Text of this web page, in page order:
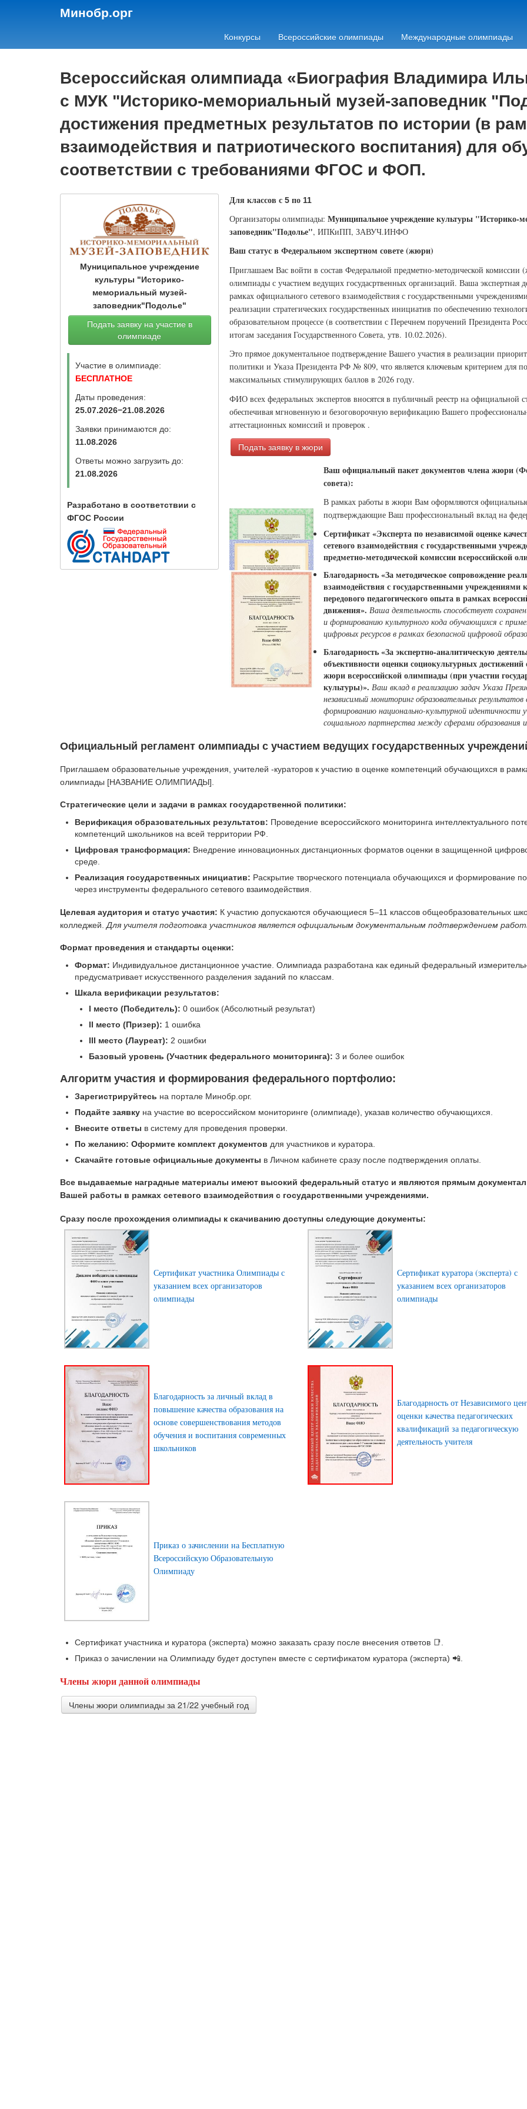
Минобр.орг
Конкурсы Всероссийские олимпиады Международные олимпиады
Всероссийская олимпиада «Биография Владимира
с МУК "Историко-мемориальный музей-заповедник
достижения предметных результатов по истории (в
взаимодействия и патриотического воспитания) для
соответствии с требованиями ФГОС и ФОП.
Муниципальное учреждение
культуры "Историко-
мемориальный музей-
заповедник"Подолье"
Подать заявку на участие в
олимпиаде
Участие в олимпиаде:
БЕСПЛАТНОЕ
Даты проведения:
25.07.2026−21.08.2026
Заявки принимаются до:
11.08.2026
Ответы можно загрузить до:
21.08.2026
Разработано в соответствии с
ФГОС России
Для классов с 5по 11
Организаторы олимпиады: Муниципальное учреждение культуры "Историко-
заповедник"Подолье", ИПКиПП, ЗАВУЧ.ИНФО
Ваш статус в Федеральном экспертном совете (жюри)
Приглашаем Вас войти в состав Федеральной предметно-методической комиссии
олимпиады с участием ведущих госудасртвенных организаций. Ваша экспертная
рамках официального сетевого взаимодействия с государственными
реализации стратегических государственных инициатив по обеспечению
образовательном процессе (в соответствии с Перечнем поручений Президента
итогам заседания Государственного Совета, утв. 10.02.2026).
Это прямое документальное подтверждение Вашего участия в реализации
политики и Указа Президента РФ № 809, что является ключевым критерием для
максимальных стимулирующих баллов в 2026 году.
ФИО всех федеральных экспертов вносятся в публичный реестр на официальной
обеспечивая мгновенную и безоговорочную верификацию Вашего
аттестационных комиссий и проверок .
Подать заявку в жюри
Ваш официальный пакет документов члена жюри
совета):
В рамках работы в жюри Вам оформляются
подтверждающие Ваш профессиональный вклад на
Сертификат «Эксперта по независимой оценке
сетевого взаимодействия с государственными
предметно-методической комиссии всероссийской
Благодарность «За методическое сопровождение
взаимодействия с государственными учреждениями
передового педагогического опыта в рамках
движения». Ваша деятельность способствует
и формированию культурного кода обучающихся с
цифровых ресурсов в рамках безопасной цифровой
Благодарность «За экспертно-аналитическую
объективности оценки социокультурных
жюри всероссийской олимпиады (при участии
культуры)». Ваш вклад в реализацию задач Указа
независимый мониторинг образовательных результатов
формированию национально-культурной идентичности
социального партнерства между сферами образования
Официальный регламент олимпиады с участием ведущих государственных
Приглашаем образовательные учреждения, учителей -кураторов к участию в оценке компетенций обучающихся в
олимпиады [НАЗВАНИЕ ОЛИМПИАДЫ].
Стратегические цели и задачи в рамках государственной политики:
Верификация образовательных результатов: Проведение всероссийского мониторинга интеллектуального
компетенций школьников на всей территории РФ.
Цифровая трансформация: Внедрение инновационных дистанционных форматов оценки в защищенной
среде.
Реализация государственных инициатив: Раскрытие творческого потенциала обучающихся и формирование
через инструменты федерального сетевого взаимодействия.
Целевая аудитория и статус участия: К участию допускаются обучающиеся 5–11 классов общеобразовательных
колледжей. Для учителя подготовка участников является официальным документальным подтверждением
Формат проведения и стандарты оценки:
Формат: Индивидуальное дистанционное участие. Олимпиада разработана как единый федеральный
предусматривает искусственного разделения заданий по классам.
Шкала верификации результатов:
I место (Победитель): 0 ошибок (Абсолютный результат)
II место (Призер): 1 ошибка
III место (Лауреат): 2 ошибки
Базовый уровень (Участник федерального мониторинга): 3 и более ошибок
Алгоритм участия и формирования федерального портфолио:
Зарегистрируйтесь на портале Минобр.орг.
Подайте заявкуна участие во всероссийском мониторинге (олимпиаде), указав количество обучающихся.
Внесите ответы в систему для проведения проверки.
По желанию: Оформите комплект документов для участников и куратора.
Скачайте готовые официальные документы в Личном кабинете сразу после подтверждения оплаты.
Все выдаваемые наградные материалы имеют высокий федеральный статус и являются прямым
Вашей работы в рамках сетевого взаимодействия с государственными учреждениями.
Сразу после прохождения олимпиады к скачиванию доступны следующие документы:
Сертификат участника Олимпиады с
указанием всех организаторов
олимпиады
Сертификат куратора (эксперта) с
указанием всех организаторов
олимпиады
Благодарность за личный вклад в
повышение качества образования на
основе совершенствования методов
обучения и воспитания современных
школьников
Благодарность от Независимого
оценки качества педагогических
квалификаций за педагогическую
деятельность учителя
Приказ о зачислении на Бесплатную
Всероссийскую Образовательную
Олимпиаду
Сертификат участника и куратора (эксперта) можно заказать сразу после внесения ответов 📑.
Приказ о зачислении на Олимпиаду будет доступен вместе с сертификатом куратора (эксперта) 📲.
Члены жюри данной олимпиады
Члены жюри олимпиады за 21/22 учебный год